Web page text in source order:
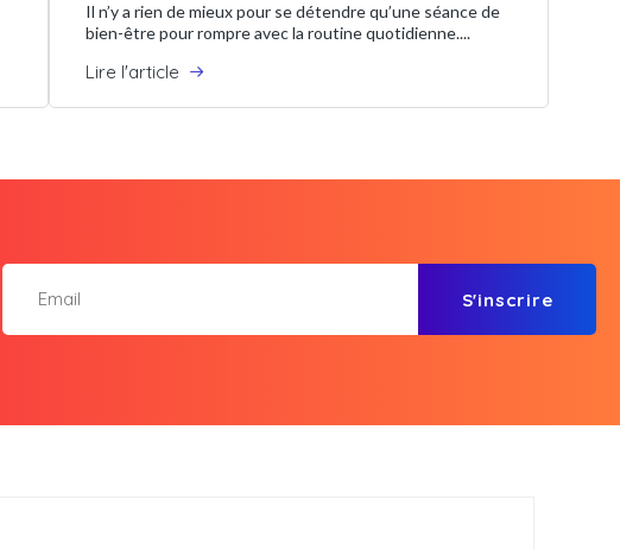
Il n’y a rien de mieux pour se détendre qu’une séance de
bien-être pour rompre avec la routine quotidienne....
Lire l'article
S'inscrire